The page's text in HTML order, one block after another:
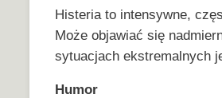
Histeria to intensywne,
Może objawiać się
sytuacjach ekstremalnych
Humor